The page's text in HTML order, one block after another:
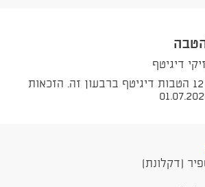
דיגיטף
ניתן לממש 12 הטבות דיגיטף ברבעון זה. הזכאות
(דקלונת)